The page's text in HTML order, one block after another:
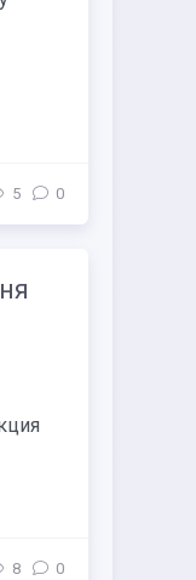
5 0
8 0